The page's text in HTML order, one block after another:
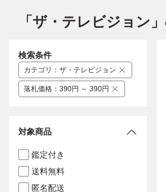
「ザ・テレビジョン」
検索条件
カテゴリ ： ザ・テレビジョン
落札価格 ： 390円 ～ 390円
対象商品
鑑定付き
送料無料
匿名配送